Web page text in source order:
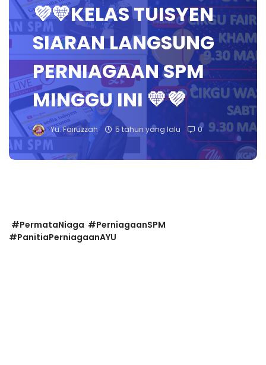
💜💛KELAS TUISYEN
SIARAN LANGSUNG
PERNIAGAAN SPM
MINGGU INI 💛💜
Yu. Fairuzzah 5 tahun yang lalu 0
#PermataNiaga #PerniagaanSPM
#PanitiaPerniagaanAYU